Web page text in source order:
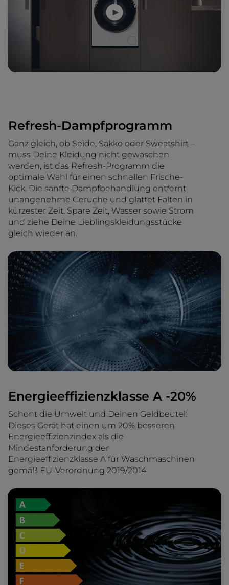
Refresh-Dampfprogramm
Ganz gleich, ob Seide, Sakko oder Sweatshirt –
muss Deine Kleidung nicht gewaschen
werden, ist das Refresh-Programm die
optimale Wahl für einen schnellen Frische-
Kick. Die sanfte Dampfbehandlung entfernt
unangenehme Gerüche und glättet Falten in
kürzester Zeit. Spare Zeit, Wasser sowie Strom
und ziehe Deine Lieblingskleidungsstücke
gleich wieder an.
Energieeffizienzklasse A -20%
Schont die Umwelt und Deinen Geldbeutel:
Dieses Gerät hat einen um 20% besseren
Energieeffizienzindex als die
Mindestanforderung der
Energieeffizienzklasse A für Waschmaschinen
gemäß EU-Verordnung 2019/2014.